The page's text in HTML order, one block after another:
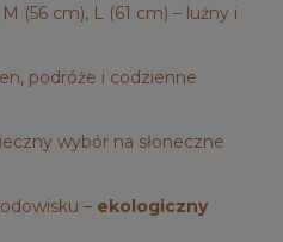
(56 cm), L (61 cm) – luźny i
podróże i codzienne
wybór na słoneczne
– ekologiczny